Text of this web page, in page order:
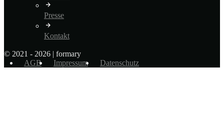
Presse
Kontakt
© 2021 - 2026 | formary
AGB
Impressum Datenschutz